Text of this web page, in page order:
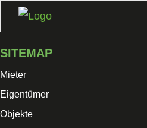
Skip
content
SITEMAP
Mieter
Eigentümer
Objekte